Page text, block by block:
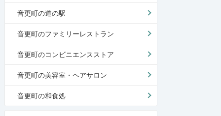
音更町の道の駅
音更町のファミリーレストラン
音更町のコンビニエンスストア
音更町の美容室・ヘアサロン
音更町の和食処